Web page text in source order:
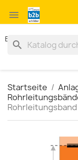

Exklusiv für
zzgl.
search
Startseite
Rohrleitungsband